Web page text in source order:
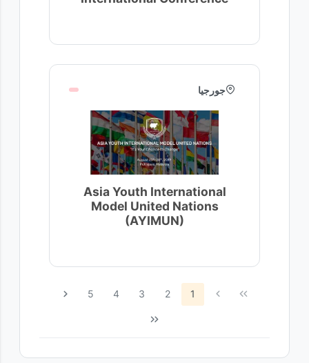
جورجيا
Asia Youth International
Model United Nations
(AYIMUN)
1
2
3
4
5